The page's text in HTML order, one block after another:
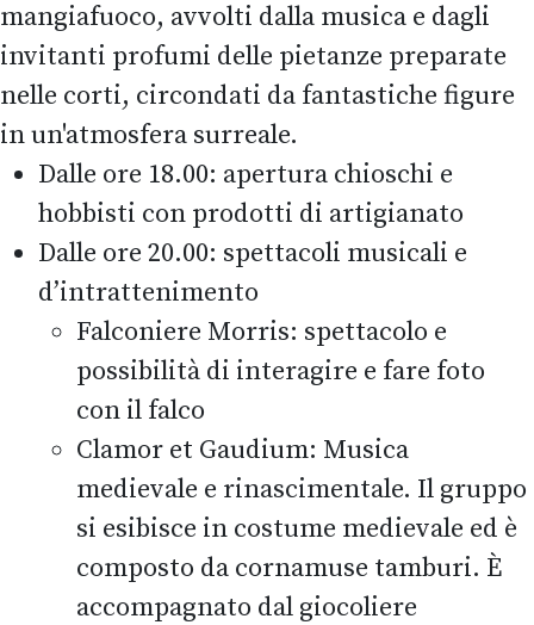
mangiafuoco, avvolti dalla musica e dagli
invitanti profumi delle pietanze preparate
nelle corti, circondati da fantastiche figure
in un'atmosfera surreale.
Dalle ore 18.00: apertura chioschi e
hobbisti con prodotti di artigianato
Dalle ore 20.00: spettacoli musicali e
d’intrattenimento
Falconiere Morris: spettacolo e
possibilità di interagire e fare foto
con il falco
Clamor et Gaudium: Musica
medievale e rinascimentale. Il gruppo
si esibisce in costume medievale ed è
composto da cornamuse tamburi. È
accompagnato dal giocoliere